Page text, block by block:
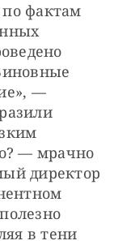
фактам
—
— мрачно
директор
в тени